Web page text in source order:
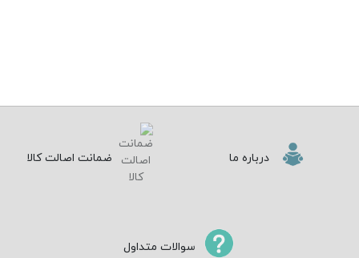
درباره ما ضمانت اصالت کالا
سوالات متداول